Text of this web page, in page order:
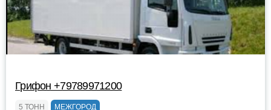
Грифон +79789971200
5 ТОНН МЕЖГОРОД